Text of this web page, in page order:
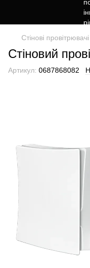
Стінові провітрювачі
Стіновий
Артикул: 0687868082